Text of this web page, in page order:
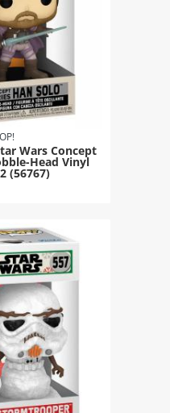
Wars Concept
Head Vinyl
(56767)